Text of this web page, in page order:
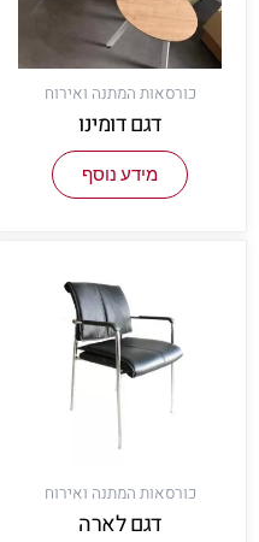
כורסאות המתנה ואירוח
דגם דומינו
מידע נוסף
כורסאות המתנה ואירוח
דגם לארה